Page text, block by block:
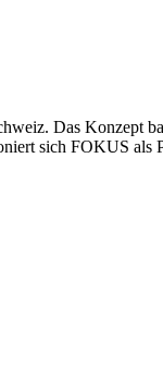
Das Konzept
sich FOKUS